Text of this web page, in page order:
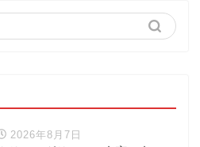
2026年8月7日